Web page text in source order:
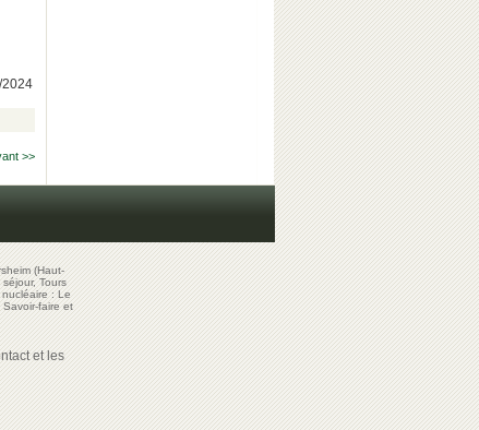
2024
>>
(Haut-
Tours
: Le
Savoir-faire et
et les